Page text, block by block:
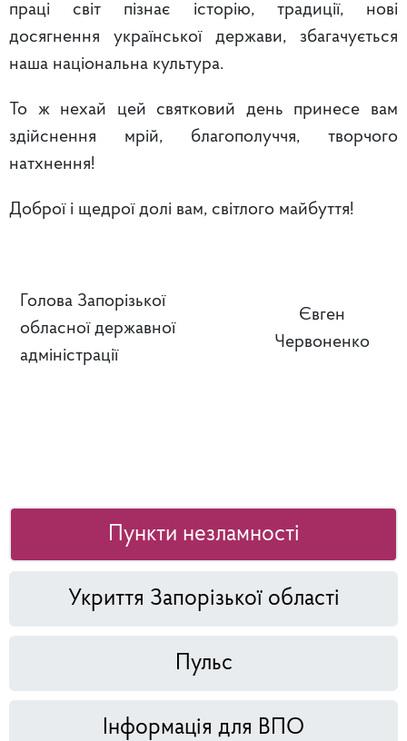
праці світ пізнає історію, традиції, нові
досягнення української держави, збагачується
наша національна культура.
То ж нехай цей святковий день принесе вам
здійснення мрій, благополуччя, творчого
натхнення!
Доброї і щедрої долі вам, світлого майбуття!
Голова Запорізької
обласної державної
адміністрації
Євген
Червоненко
Пункти незламності
Укриття Запорізької області
Пульс
Інформація для ВПО